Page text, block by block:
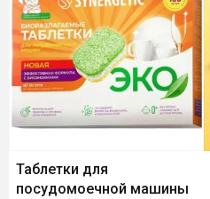
Таблетки для
посудомоечной машины